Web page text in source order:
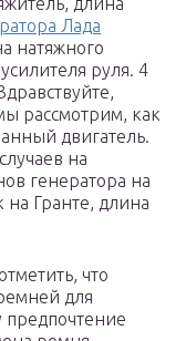
Лада
натяжного
руля. 4
рассмотрим, как
двигатель.
на
генератора на
на Гранте, длина
что
для
предпочтение